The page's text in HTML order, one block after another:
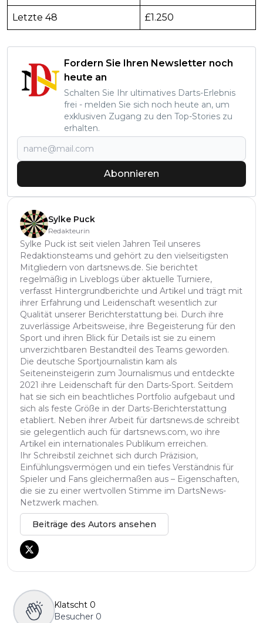
Letzte 48 £1.250
Fordern Sie Ihren Newsletter noch
heute an
Schalten Sie Ihr ultimatives Darts-Erlebnis
frei - melden Sie sich noch heute an, um
exklusiven Zugang zu den Top-Stories zu
erhalten.
Abonnieren
Sylke Puck
Redakteurin
Sylke Puck ist seit vielen Jahren Teil unseres
Redaktionsteams und gehört zu den vielseitigsten
Mitgliedern von dartsnews.de. Sie berichtet
regelmäßig in Liveblogs über aktuelle Turniere,
verfasst Hintergrundberichte und Artikel und trägt mit
ihrer Erfahrung und Leidenschaft wesentlich zur
Qualität unserer Berichterstattung bei. Durch ihre
zuverlässige Arbeitsweise, ihre Begeisterung für den
Sport und ihren Blick für Details ist sie zu einem
unverzichtbaren Bestandteil des Teams geworden.
Die deutsche Sportjournalistin kam als
Seiteneinsteigerin zum Journalismus und entdeckte
2021 ihre Leidenschaft für den Darts-Sport. Seitdem
hat sie sich ein beachtliches Portfolio aufgebaut und
sich als feste Größe in der Darts-Berichterstattung
etabliert. Neben ihrer Arbeit für dartsnews.de schreibt
sie gelegentlich auch für dartsnews.com, wo ihre
Artikel ein internationales Publikum erreichen.
Ihr Schreibstil zeichnet sich durch Präzision,
Einfühlungsvermögen und ein tiefes Verständnis für
Spieler und Fans gleichermaßen aus – Eigenschaften,
die sie zu einer wertvollen Stimme im DartsNews-
Netzwerk machen.
Beiträge des Autors ansehen
Klatscht 0
Besucher 0